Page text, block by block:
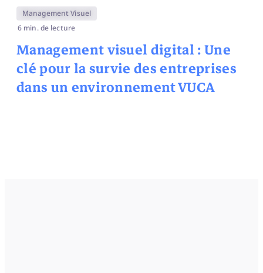
Management Visuel
6 min. de lecture
Management visuel digital : Une
clé pour la survie des entreprises
dans un environnement VUCA